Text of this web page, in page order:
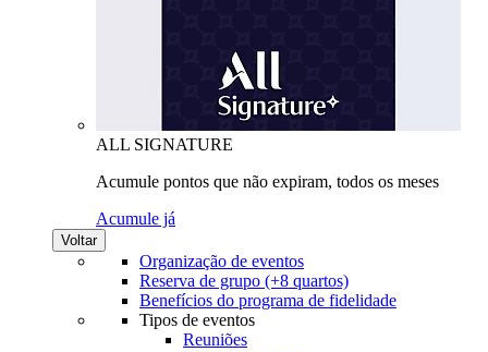
ALL SIGNATURE
Acumule pontos que não expiram, todos os meses
Acumule já
Voltar
Organização de eventos
Reserva de grupo (+8 quartos)
Benefícios do programa de fidelidade
Tipos de eventos
Reuniões